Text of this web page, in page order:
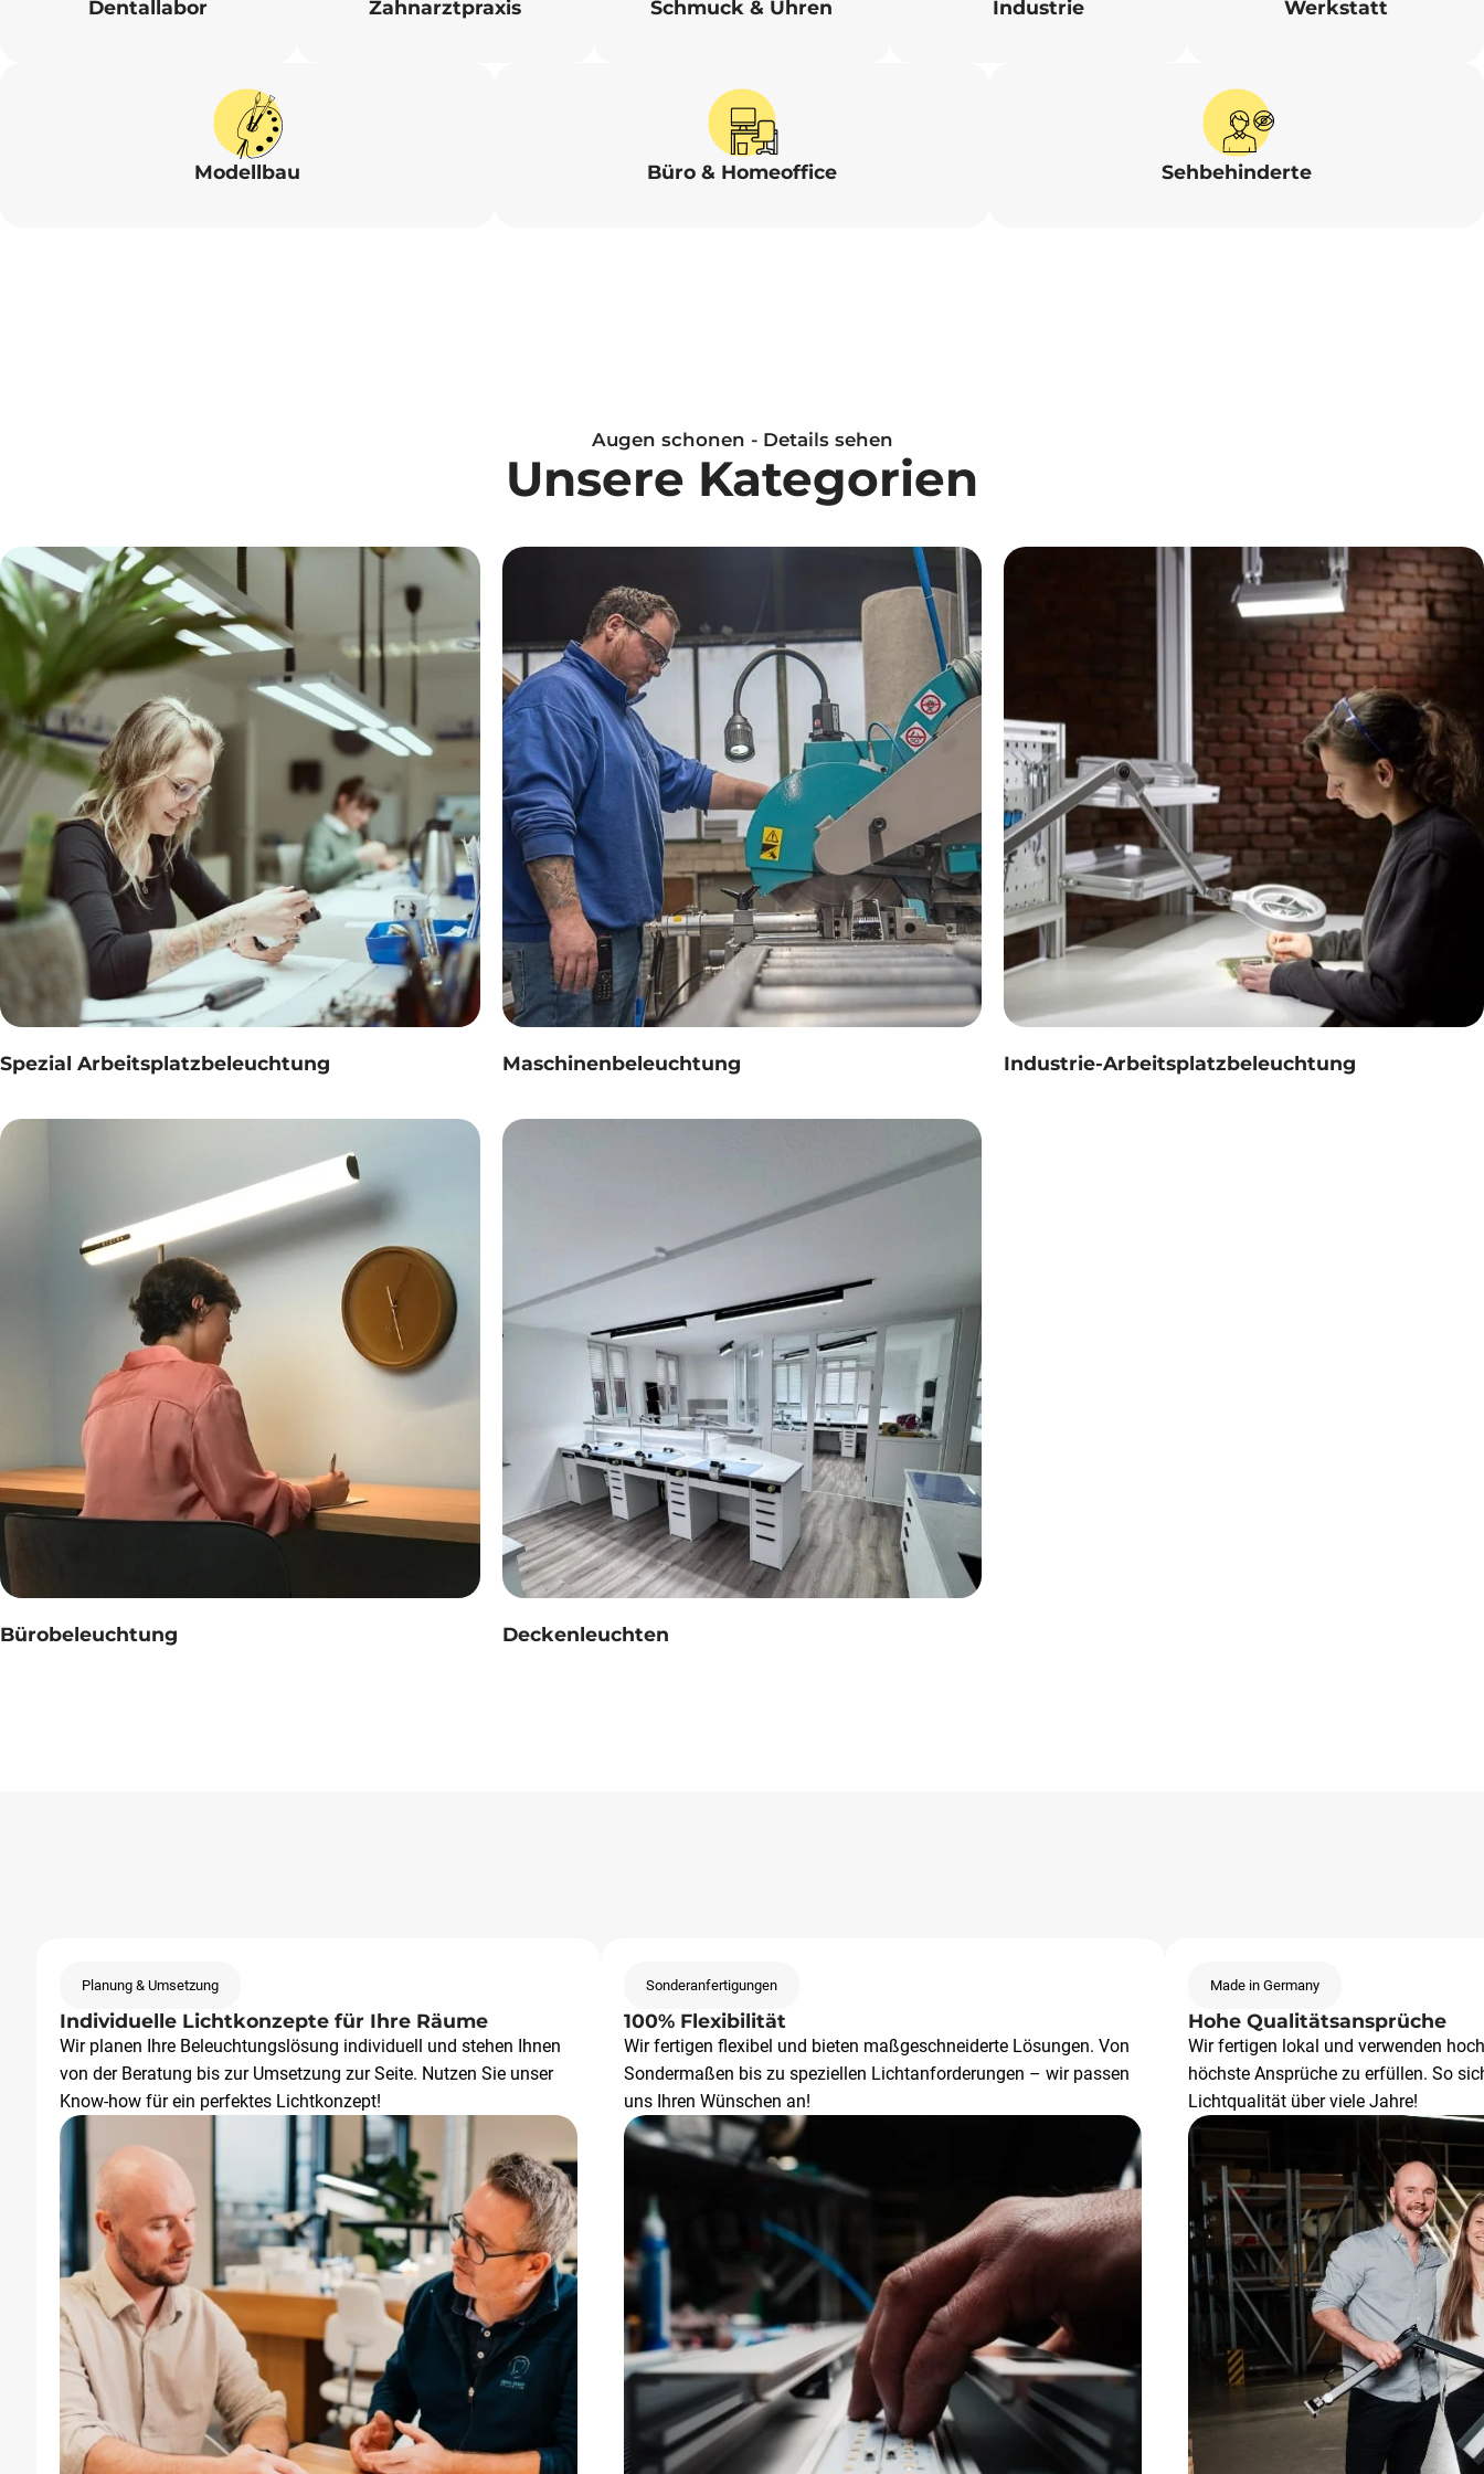
Dentallabor Zahnarztpraxis Schmuck & Uhren Industrie Werkstatt
Modellbau Büro & Homeoffice Sehbehinderte
Augen schonen - Details sehen
Unsere Kategorien
Spezial Arbeitsplatzbeleuchtung Maschinenbeleuchtung Industrie-Arbeitsplatzbeleuchtung
Bürobeleuchtung Deckenleuchten
Ihr
Partner
für
eine
professionelle
Lichtlösung
Planung & Umsetzung
Individuelle Lichtkonzepte für Ihre Räume
Wir planen Ihre Beleuchtungslösung individuell und stehen Ihnen
von der Beratung bis zur Umsetzung zur Seite. Nutzen Sie unser
Know-how für ein perfektes Lichtkonzept!
Sonderanfertigungen
100% Flexibilität
Wir fertigen flexibel und bieten maßgeschneiderte Lösungen. Von
Sondermaßen bis zu speziellen Lichtanforderungen – wir passen
uns Ihren Wünschen an!
Made in Germany
Hohe Qualitätsansprüche
Wir fertigen lokal und verwenden
höchste Ansprüche zu erfüllen. So
Lichtqualität über viele Jahre!